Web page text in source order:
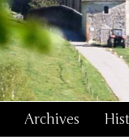
Archives